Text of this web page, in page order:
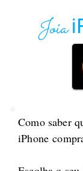
Joia
Como saber
iPhone